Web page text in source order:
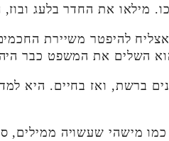
מילאו את החדר בלעג
להיפטר משיירת
השלים את המשפט כבר
ברשת, ואז בחיים. היא
מישהי שעשויה ממילים,